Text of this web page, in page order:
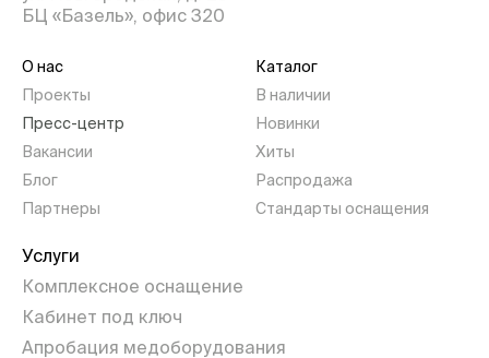
БЦ «Базель», офис 320
О нас
Проекты
Пресс-центр
Вакансии
Блог
Партнеры
Каталог
В наличии
Новинки
Хиты
Распродажа
Стандарты оснащения
Услуги
Комплексное оснащение
Кабинет под ключ
Апробация медоборудования